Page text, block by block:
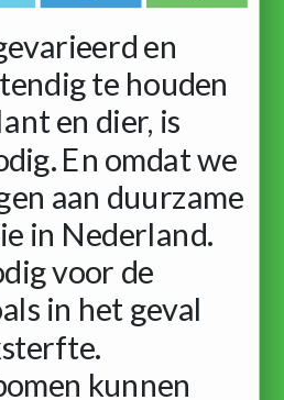
en
te houden
en dier, is
En omdat we
aan duurzame
in Nederland.
voor de
in het geval
kunnen